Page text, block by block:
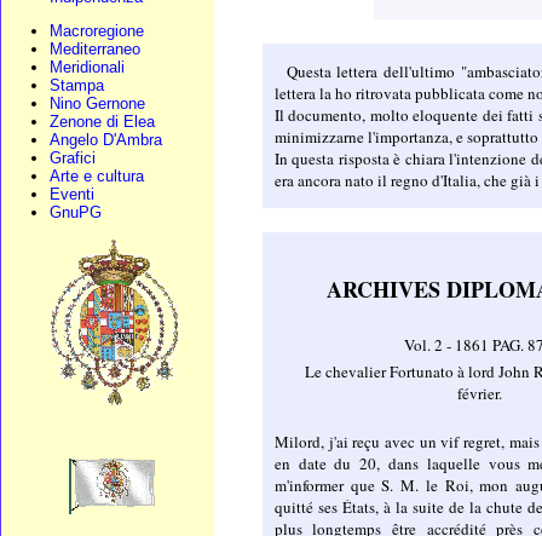
Macroregione
Mediterraneo
Meridionali
Stampa
Nino Gernone
Zenone di Elea
Angelo D'Ambra
Grafici
Arte e cultura
Eventi
GnuPG
Questa lettera dell'ultimo
lettera la ho ritrovata pubblicata come
Il documento, molto eloquente dei fatti
minimizzarne l'importanza, e
In questa risposta è chiara l'intenzione
era ancora nato il regno d'Italia, che
ARCHIVES
Vol. 2 - 1861 PAG.
Le chevalier Fortunato à lord John
février.
Milord, j'ai reçu avec un vif regret, mais
en date du 20, dans laquelle vous
m'informer que S. M. le Roi, mon
quitté ses États, à la suite de la chute
plus longtemps être accrédité près